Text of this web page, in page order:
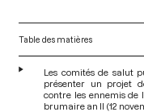
Table des matières
Les comités de salut
présenter un projet
contre les ennemis de
brumaire an II (12